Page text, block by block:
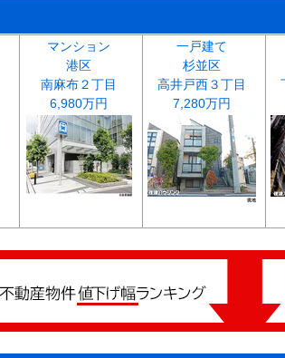
マンション
港区
南麻布２丁目
6,980万円
一戸建て
杉並区
高井戸西３丁目
7,280万円